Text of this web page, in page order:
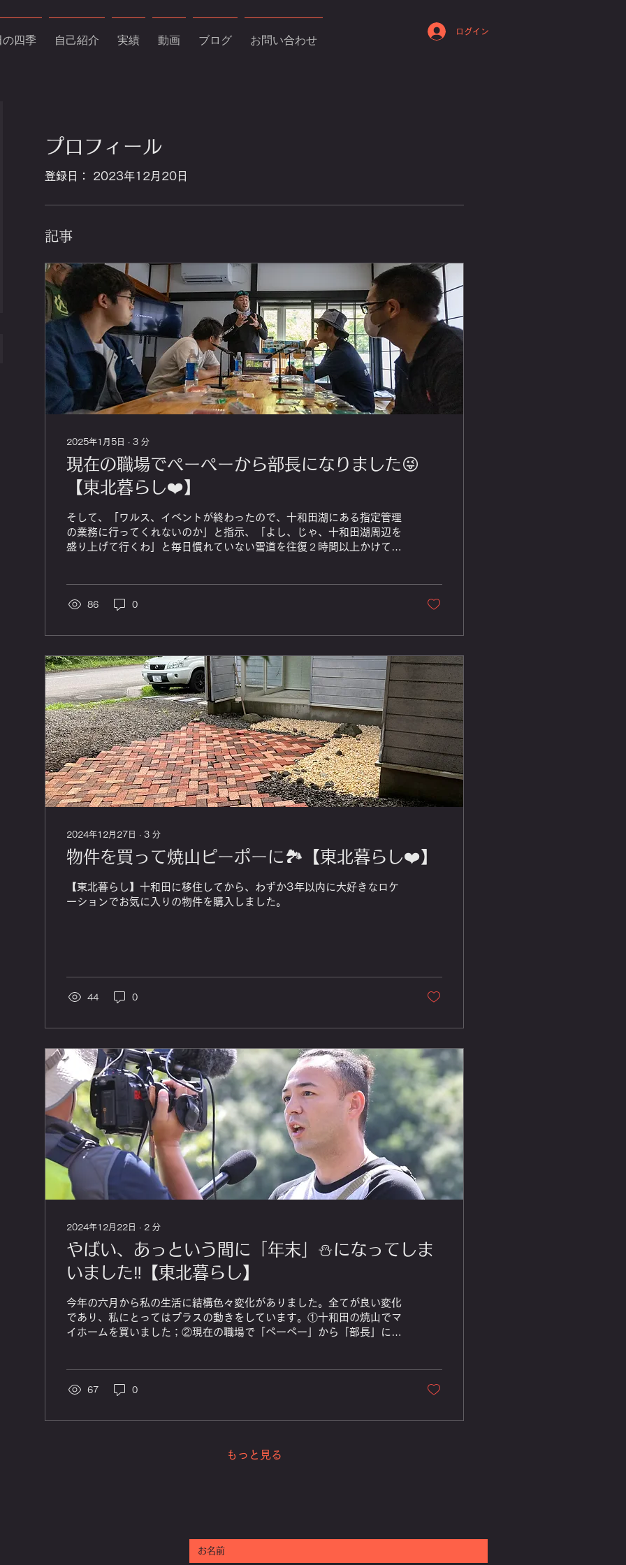
四季 自己紹介 実績 動画 ブログ お問い合わせ
ログイン
プロフィール
登録日： 2023年12月20日
記事
2025年1月5日 ∙ 3 分
現在の職場でペーペーから部長になりました😜
【東北暮らし❤️】
そして、「ワルス、イベントが終わったので、十和田湖にある指定管理
の業務に行ってくれないのか」と指示、「よし、じゃ、十和田湖周辺を
盛り上げて行くわ」と毎日慣れていない雪道を往復２時間以上かけて通
86 0
2024年12月27日 ∙ 3 分
物件を買って焼山ピーポーに🏞️【東北暮らし❤️】
【東北暮らし】十和田に移住してから、わずか3年以内に大好きなロケ
ーションでお気に入りの物件を購入しました。
44 0
2024年12月22日 ∙ 2 分
やばい、あっという間に「年末」⛄️になってしま
いました‼️【東北暮らし】
今年の六月から私の生活に結構色々変化がありました。全てが良い変化
であり、私にとってはプラスの動きをしています。①十和田の焼山でマ
イホームを買いました；②現在の職場で「ペーペー」から「部長」にな
67 0
もっと見る